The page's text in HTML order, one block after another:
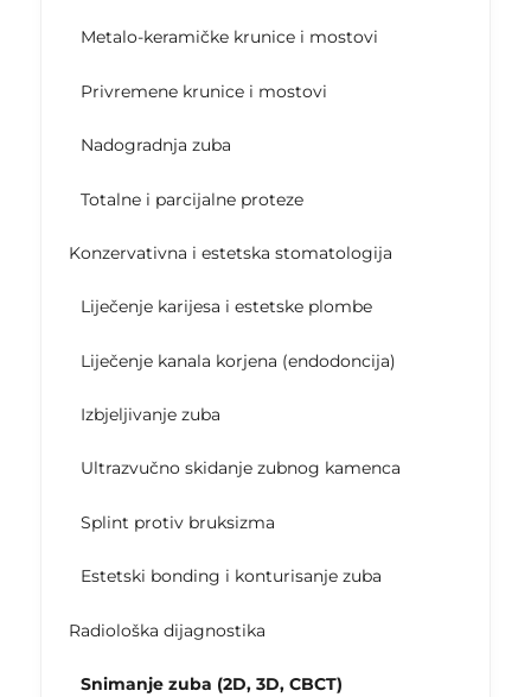
Metalo-keramičke krunice i mostovi
Privremene krunice i mostovi
Nadogradnja zuba
Totalne i parcijalne proteze
Konzervativna i estetska stomatologija
Liječenje karijesa i estetske plombe
Liječenje kanala korjena (endodoncija)
Izbjeljivanje zuba
Ultrazvučno skidanje zubnog kamenca
Splint protiv bruksizma
Estetski bonding i konturisanje zuba
Radiološka dijagnostika
Snimanje zuba (2D, 3D, CBCT)